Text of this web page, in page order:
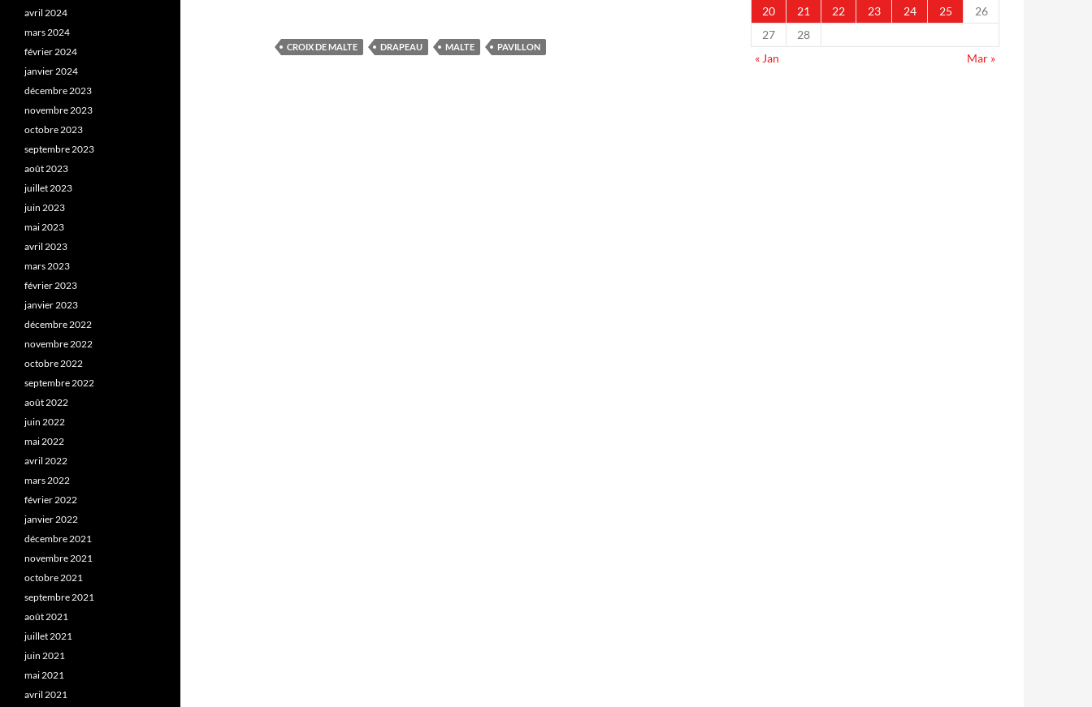
CROIX DE MALTE DRAPEAU MALTE PAVILLON
20
21 22 23 24 25
26
27
28
« Jan
Mar »
avril 2024
mars 2024
février 2024
janvier 2024
décembre 2023
novembre 2023
octobre 2023
septembre 2023
août 2023
juillet 2023
juin 2023
mai 2023
avril 2023
mars 2023
février 2023
janvier 2023
décembre 2022
novembre 2022
octobre 2022
septembre 2022
août 2022
juin 2022
mai 2022
avril 2022
mars 2022
février 2022
janvier 2022
décembre 2021
novembre 2021
octobre 2021
septembre 2021
août 2021
juillet 2021
juin 2021
mai 2021
avril 2021